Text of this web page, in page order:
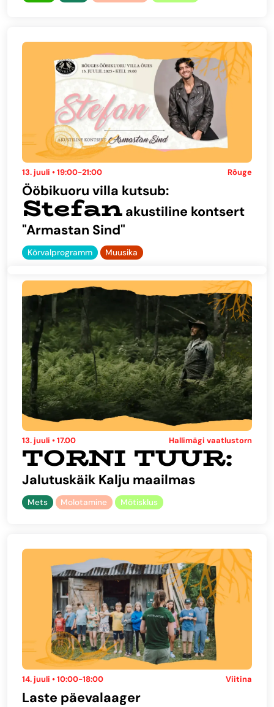
13. juuli • 19:00-21:00 Rõuge
Ööbikuoru villa kutsub:
Stefan akustiline kontsert
"Armastan Sind"
Kõrvalprogramm Muusika
13. juuli • 17.00 Hallimägi vaatlustorn
TORNI TUUR:
Jalutuskäik Kalju maailmas
Mets Molotamine Mõtisklus
14. juuli • 10:00-18:00 Viitina
Laste päevalaager